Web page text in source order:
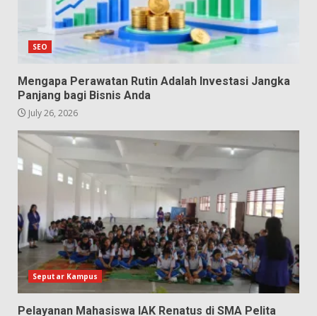
SEO
Mengapa Perawatan Rutin Adalah Investasi Jangka
Panjang bagi Bisnis Anda
July 26, 2026
Seputar Kampus
Pelayanan Mahasiswa IAK Renatus di SMA Pelita